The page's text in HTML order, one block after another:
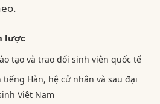
lược
tạo và trao đổi sinh viên quốc tế
Hàn, hệ cử nhân và sau đại
Việt Nam